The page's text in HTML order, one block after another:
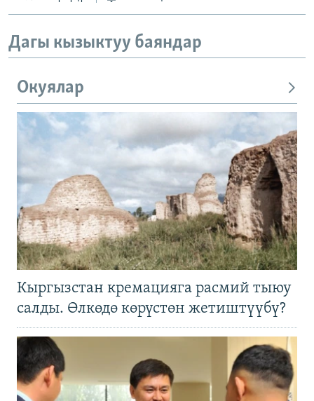
Дагы кызыктуу баяндар
Окуялар
Кыргызстан кремацияга расмий тыюу
салды. Өлкөдө көрүстөн жетиштүүбү?